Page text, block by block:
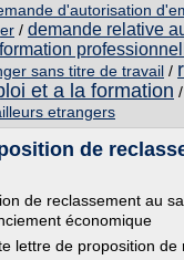
d'autorisation
/ demande relative
sans titre de travail /
et a la formation /
etrangers
de
de reclassement au
économique
lettre de proposition de